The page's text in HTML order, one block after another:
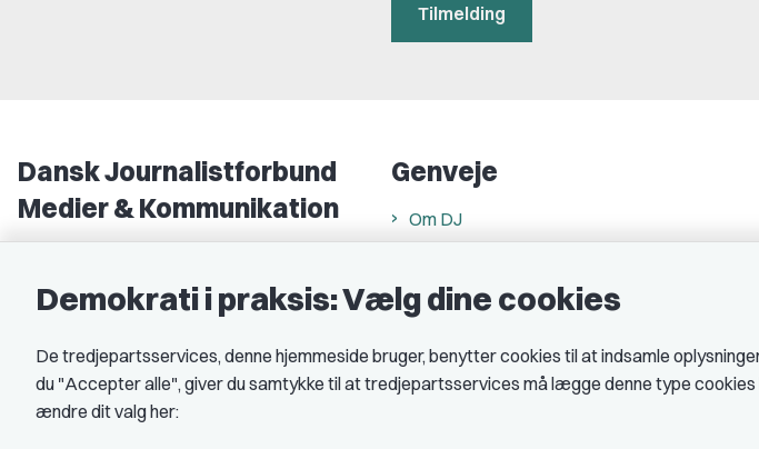
Tilmelding
Dansk Journalistforbund
Medier & Kommunikation
EAN nr.: 5790002490071
Kontakt DJ
Genveje
Om DJ
Find freelancer
Rettighedsmidler hos DJ
Åbnings- og telefontider
Demokrati i praksis: Vælg dine cookies
De tredjepartsservices, denne hjemmeside bruger, benytter cookies til at indsamle
du "Accepter alle", giver du samtykke til at tredjepartsservices må lægge denne type
ændre dit valg her: